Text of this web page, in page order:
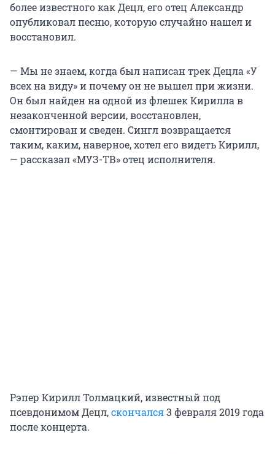
более известного как Децл, его отец Александр
опубликовал песню, которую случайно нашел и
восстановил.
— Мы не знаем, когда был написан трек Децла «У
всех на виду» и почему он не вышел при жизни.
Он был найден на одной из флешек Кирилла в
незаконченной версии, восстановлен,
смонтирован и сведен. Сингл возвращается
таким, каким, наверное, хотел его видеть Кирилл,
— рассказал «МУЗ-ТВ» отец исполнителя.
Рэпер Кирилл Толмацкий, известный под
псевдонимом Децл,скончался3 февраля 2019 года
после концерта.